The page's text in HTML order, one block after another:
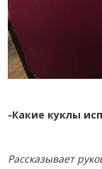
-Какие куклы
Рассказывает